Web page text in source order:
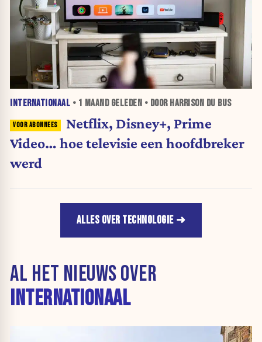
INTERNATIONAAL • 1 MAANDGELEDEN • DOOR HARRISON DU BUS
Netflix, Disney+, Prime
Video… hoe televisie een hoofdbreker
werd
ALLES OVER TECHNOLOGIE
AL HET NIEUWS OVER
INTERNATIONAAL